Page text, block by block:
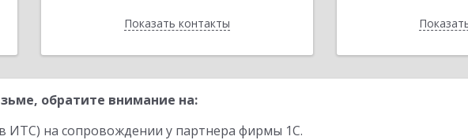
Показать контакты
Назад
обратите внимание на:
ИТС) на сопровождении у партнера фирмы 1С.